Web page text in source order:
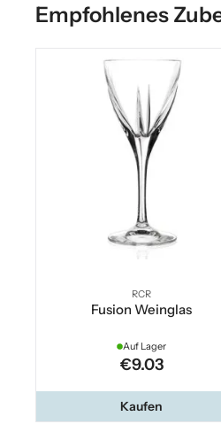
Empfohlenes
RCR
Fusion Weinglas
Auf Lager
€9.03
Kaufen